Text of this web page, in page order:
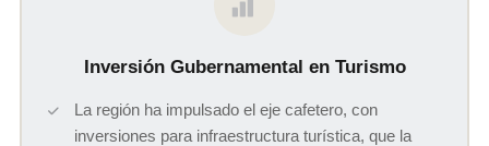
Inversión Gubernamental en Turismo
La región ha impulsado el eje cafetero, con
inversiones para infraestructura turística, que la